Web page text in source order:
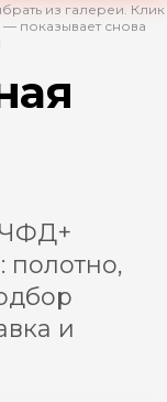
из галереи. Клик
показывает снова
полотно,
и